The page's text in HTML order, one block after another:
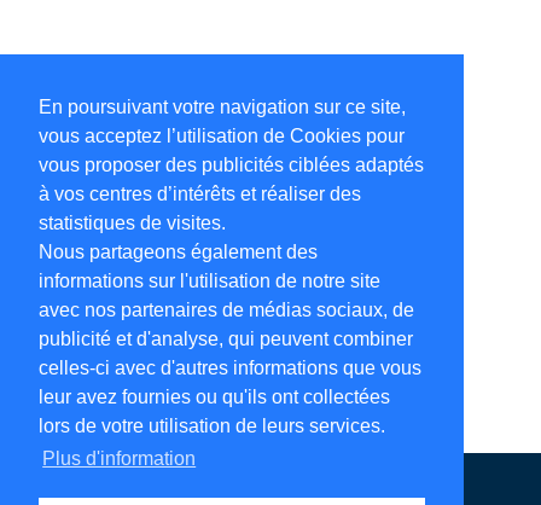
En poursuivant votre navigation sur ce site,
vous acceptez l’utilisation de Cookies pour
vous proposer des publicités ciblées adaptés
à vos centres d’intérêts et réaliser des
statistiques de visites.
Nous partageons également des
informations sur l'utilisation de notre site
avec nos partenaires de médias sociaux, de
publicité et d'analyse, qui peuvent combiner
celles-ci avec d'autres informations que vous
leur avez fournies ou qu'ils ont collectées
lors de votre utilisation de leurs services.
Plus d'information